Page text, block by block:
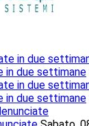
in due settimane
in due settimane